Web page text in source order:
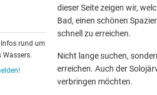
rund um
Wassers.
dieser Seite zeigen wir,
Bad, einen schönen
schnell zu erreichen.
Nicht lange suchen,
erreichen. Auch der
verbringen möchten.